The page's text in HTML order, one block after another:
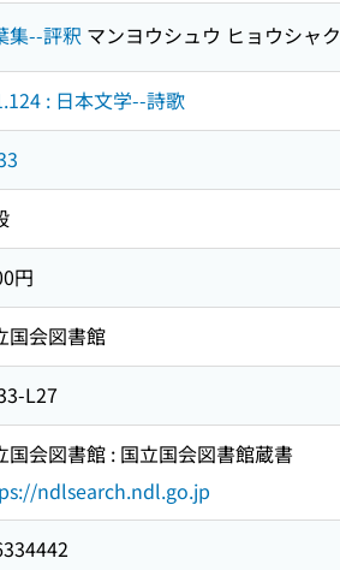
集--評釈 マンヨウシュウ ヒョウシャク
: 日本文学--詩歌
円
国会図書館
L27
国会図書館 : 国立国会図書館蔵書
ndlsearch.ndl.go.jp